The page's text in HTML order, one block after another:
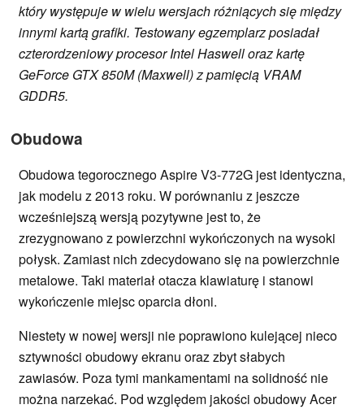
który występuje w wielu wersjach różniących się między
innymi kartą grafiki. Testowany egzemplarz posiadał
czterordzeniowy procesor Intel Haswell oraz kartę
GeForce GTX 850M (Maxwell) z pamięcią VRAM
GDDR5.
Obudowa
Obudowa tegorocznego Aspire V3-772G jest identyczna,
jak modelu z 2013 roku. W porównaniu z jeszcze
wcześniejszą wersją pozytywne jest to, że
zrezygnowano z powierzchni wykończonych na wysoki
połysk. Zamiast nich zdecydowano się na powierzchnie
metalowe. Taki materiał otacza klawiaturę i stanowi
wykończenie miejsc oparcia dłoni.
Niestety w nowej wersji nie poprawiono kulejącej nieco
sztywności obudowy ekranu oraz zbyt słabych
zawiasów. Poza tymi mankamentami na solidność nie
można narzekać. Pod względem jakości obudowy Acer